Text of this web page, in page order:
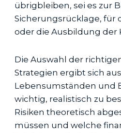
übrigbleiben, sei es zur
Sicherungsrücklage, für
oder die Ausbildung der
Die Auswahl der
Strategien ergibt sich
Lebensumständen und
wichtig, realistisch zu
Risiken theoretisch
müssen und welche